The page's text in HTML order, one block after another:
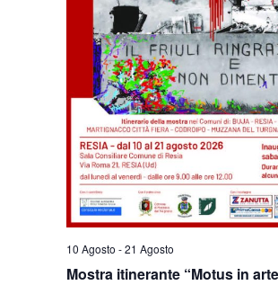
Mostra itinerante “Motus in
10 Agosto -21 Agosto